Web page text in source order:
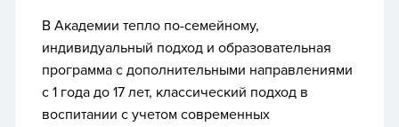
В Академии тепло по-семейному,
индивидуальный подход и образовательная
программа с дополнительными направлениями
с 1 года до 17 лет, классический подход в
воспитании с учетом современных